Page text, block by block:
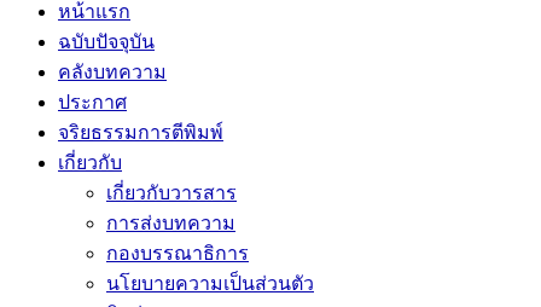
หน้าแรก
ฉบับปัจจุบัน
คลังบทความ
ประกาศ
จริยธรรมการตีพิมพ์
เกี่ยวกับ
เกี่ยวกับวารสาร
การส่งบทความ
กองบรรณาธิการ
นโยบายความเป็นส่วนตัว